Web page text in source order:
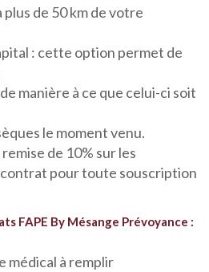
plus de 50 km de votre
: cette option permet de
manière à ce que celui-ci soit
le moment venu.
de 10% sur les
pour toute souscription
FAPE By Mésange Prévoyance :
médical à remplir